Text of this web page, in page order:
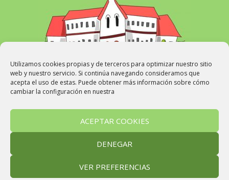
Utilizamos cookies propias y de terceros para optimizar nuestro sitio
web y nuestro servicio. Si continúa navegando consideramos que
acepta el uso de estas. Puede obtener más información sobre cómo
cambiar la configuración en nuestra
ACEPTAR COOKIES
DENEGAR
VER PREFERENCIAS
Cabuperiodistas
Política de Privacidad